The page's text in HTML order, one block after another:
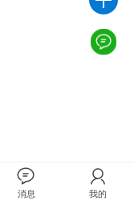
消息 我的